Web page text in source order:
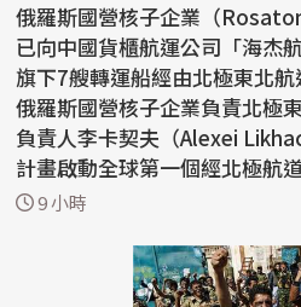
俄羅斯國營核子企業（
已向中國貨櫃航運公司「海杰
旗下7艘轉運船經由北極東北航
俄羅斯國營核子企業負責北極
負責人李卡契夫（Alexei
計畫啟動全球第一個經北極航
李卡契...
9 小時